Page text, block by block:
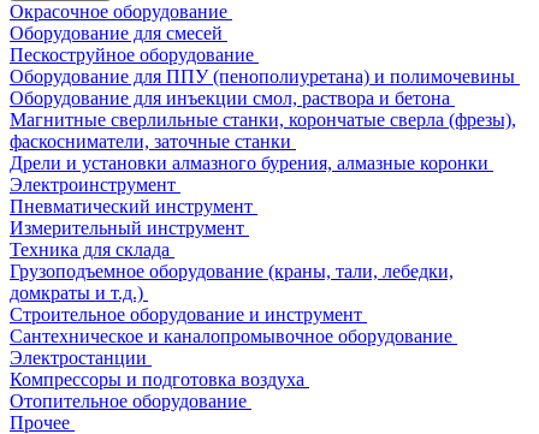
Окрасочное оборудование
Оборудование для смесей
Пескоструйное оборудование
Оборудование для ППУ (пенополиуретана) и полимочевины
Оборудование для инъекции смол, раствора и бетона
Магнитные сверлильные станки, корончатые сверла (фрезы),
фаскосниматели, заточные станки
Дрели и установки алмазного бурения, алмазные коронки
Электроинструмент
Пневматический инструмент
Измерительный инструмент
Техника для склада
Грузоподъемное оборудование (краны, тали, лебедки,
домкраты и т.д.)
Строительное оборудование и инструмент
Сантехническое и каналопромывочное оборудование
Электростанции
Компрессоры и подготовка воздуха
Отопительное оборудование
Прочее